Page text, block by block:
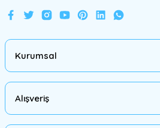
Kurumsal
Alışveriş